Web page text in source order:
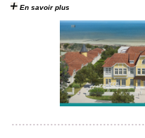
En savoir plus